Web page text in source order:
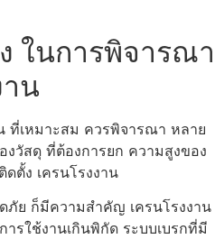
ในการพิจารณา
าน
ที่เหมาะสม ควรพิจารณา หลาย
วัสดุ ที่ต้องการยก ความสูงของ
ตั้ง เครนโรงงาน
ภัย ก็มีความสำคัญ เครนโรงงาน
รใช้งานเกินพิกัด ระบบเบรกที่มี